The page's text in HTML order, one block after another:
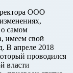
ООО
самом
имеем свой
В апреле 2018
проводился
власти